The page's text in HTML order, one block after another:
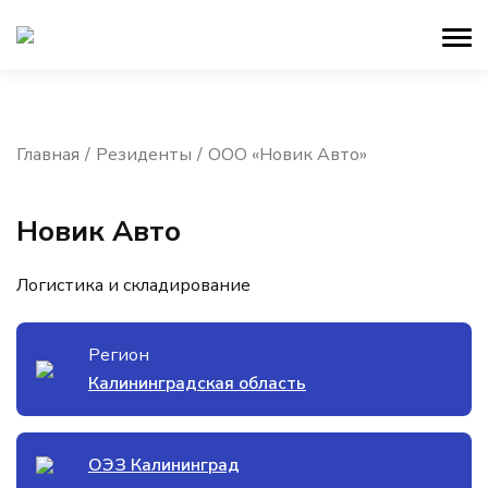
Главная Резиденты ООО «Новик Авто»
Новик Авто
Логистика и складирование
Регион
Калининградская область
ОЭЗ Калининград